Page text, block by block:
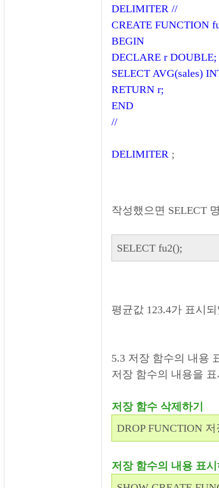
DELIMITER //
CREATE FUNCTION
BEGIN
DECLARE r DOUBLE;
SELECT AVG(sales)
RETURN r;
END
//
DELIMITER ;
작성했으면 SELECT
SELECT fu2();
평균값 123.4가 표시
5.3 저장 함수의 내용
저장 함수의 내용을
저장 함수 삭제하기
DROP FUNCTION
저장 함수의 내용 표